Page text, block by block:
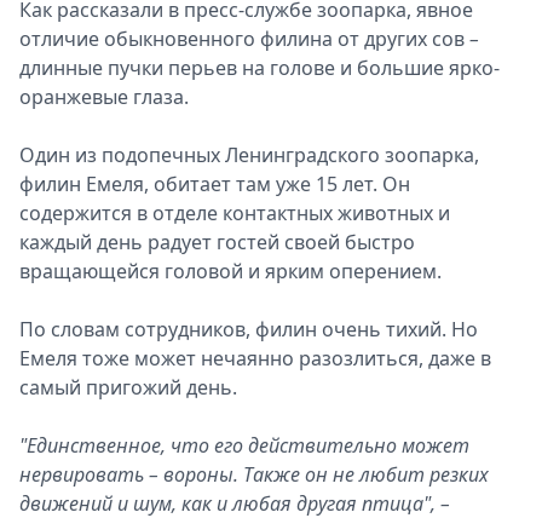
Как рассказали в пресс-службе зоопарка, явное
отличие обыкновенного филина от других сов–
длинные пучки перьев на голове и большие ярко-
оранжевые глаза.
Один из подопечных Ленинградского зоопарка,
филин Емеля, обитает там уже 15 лет. Он
содержится в отделе контактных животных и
каждый день радует гостей своей быстро
вращающейся головой и ярким оперением.
По словам сотрудников, филин очень тихий. Но
Емеля тоже может нечаянно разозлиться, даже в
самый пригожий день.
"Единственное, что его действительно может
нервировать – вороны. Также он не любит резких
движений и шум, как и любая другая птица", –